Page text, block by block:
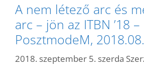
A nem létező arc és
arc – jön az ITBN ’18 –
PosztmodeM,
2018. szeptember 5. szerda